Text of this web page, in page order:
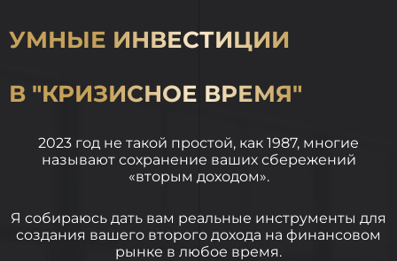
УМНЫЕ ИНВЕСТИЦИИ
В "КРИЗИСНОЕ ВРЕМЯ"
2023 год не такой простой, как 1987, многие
называют сохранение ваших сбережений
«вторым доходом».
Я собираюсь дать вам реальные инструменты для
создания вашего второго дохода на финансовом
рынке в любое время.